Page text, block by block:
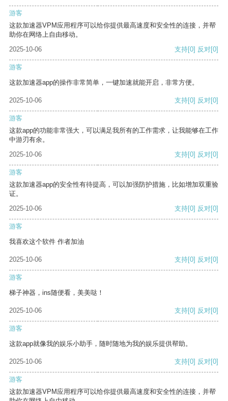
游客
这款加速器VPM应用程序可以给你提供最高速度和安全性的连接，并帮
助你在网络上自由移动。
2025-10-06
支持[0] 反对[0]
游客
这款加速器app的操作非常简单，一键加速就能开启，非常方便。
2025-10-06 支持[0] 反对[0]
游客
这款app的功能非常强大，可以满足我所有的工作需求，让我能够在工作
中游刃有余。
2025-10-06
支持[0] 反对[0]
游客
这款加速器app的安全性有待提高，可以加强防护措施，比如增加双重验
证。
2025-10-06
支持[0] 反对[0]
游客
我喜欢这个软件 作者加油
2025-10-06 支持[0] 反对[0]
游客
梯子神器，ins随便看，美美哒！
2025-10-06 支持[0] 反对[0]
游客
这款app就像我的娱乐小助手，随时随地为我的娱乐提供帮助。
2025-10-06 支持[0] 反对[0]
游客
这款加速器VPM应用程序可以给你提供最高速度和安全性的连接，并帮